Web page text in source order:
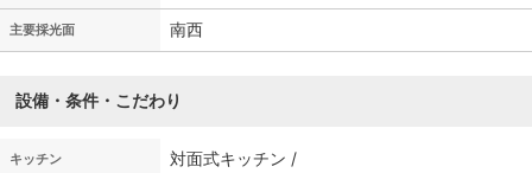
主要採光面 南西
設備・条件・こだわり
キッチン 対面式キッチン /